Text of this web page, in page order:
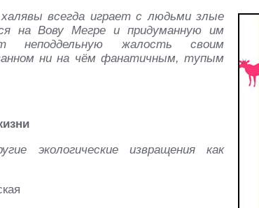
всегда играет с людьми злые
на Вову Мегре и придуманную им
неподдельную жалость своим
ни на чём фанатичным, тупым
экологические извращения как